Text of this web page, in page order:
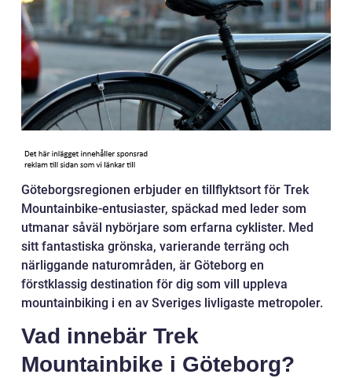
Göteborgsregionen erbjuder en tillflyktsort för Trek
Mountainbike-entusiaster, späckad med leder som
utmanar såväl nybörjare som erfarna cyklister. Med
sitt fantastiska grönska, varierande terräng och
närliggande naturområden, är Göteborg en
förstklassig destination för dig som vill uppleva
mountainbiking i en av Sveriges livligaste metropoler.
Vad innebär Trek
Mountainbike i Göteborg?